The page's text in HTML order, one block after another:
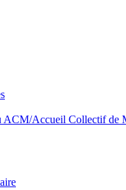
ACM/Accueil Collectif de